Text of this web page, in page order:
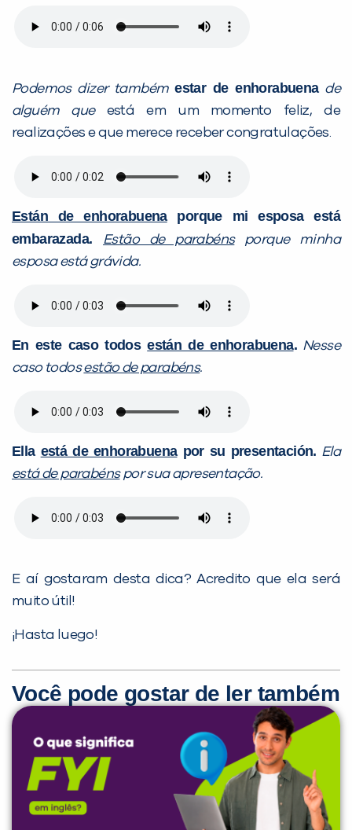
Podemos dizer tambémestar de enhorabuenade
alguém queestá em um momento feliz, de
realizações e que merece receber congratulações.
Están de enhorabuenaporque mi esposa está
embarazada.
Estão de parabénsporque minha
esposa está grávida.
En este caso todosestán de enhorabuena. Nesse
caso todosestão de parabéns.
Ella está de enhorabuenapor su presentación. Ela
está de parabénspor sua apresentação.
E aí gostaram desta dica? Acredito que ela será
muito útil!
¡Hasta luego!
Você pode gostar de ler também